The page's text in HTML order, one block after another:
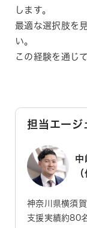
します。
最適な選択肢を
い。
この経験を通じ
担当エージ
中
神奈川県横須
支援実績約80